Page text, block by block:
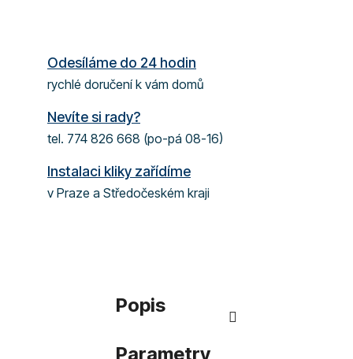
Odesíláme do 24 hodin
rychlé doručení k vám domů
Nevíte si rady?
tel. 774 826 668 (po-pá 08-16)
Instalaci kliky zařídíme
v Praze a Středočeském kraji
Popis
Parametry